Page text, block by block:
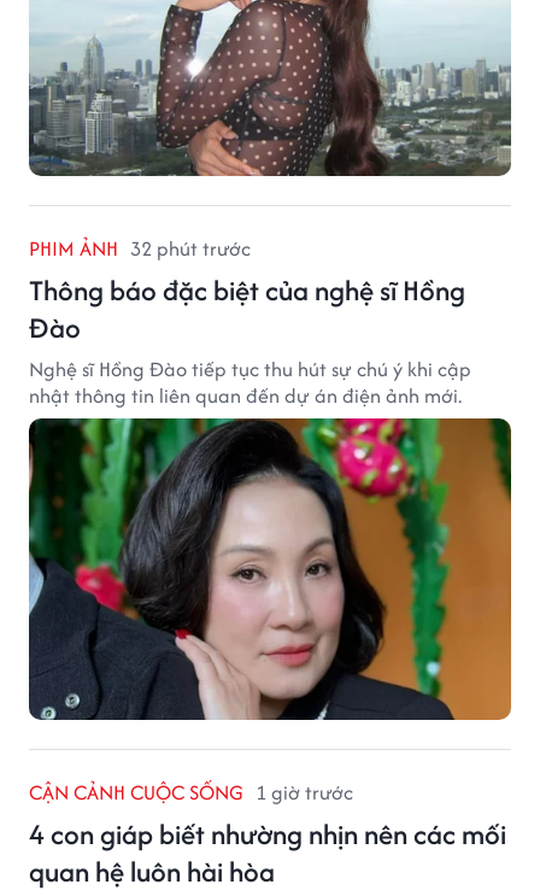
PHIM ẢNH 32 phút trước
Thông báo đặc biệt của nghệ sĩ Hồng
Đào
Nghệ sĩ Hồng Đào tiếp tục thu hút sự chú ý khi cập
nhật thông tin liên quan đến dự án điện ảnh mới.
CẬN CẢNH CUỘC SỐNG 1 giờ trước
4 con giáp biết nhường nhịn nên các mối
quan hệ luôn hài hòa